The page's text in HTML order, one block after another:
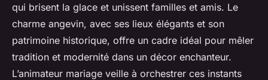
qui brisent la glace et unissent familles et amis. Le
charme angevin, avec ses lieux élégants et son
patrimoine historique, offre un cadre idéal pour mêler
tradition et modernité dans un décor enchanteur.
L’animateur mariage veille à orchestrer ces instants